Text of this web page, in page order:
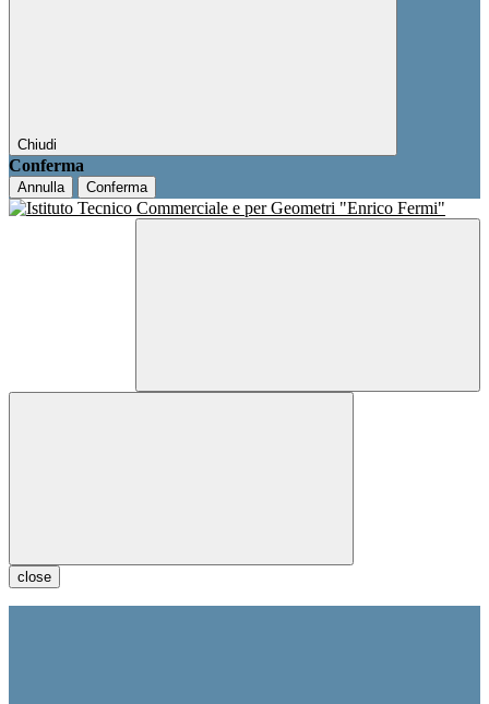
Chiudi
Conferma
Annulla Conferma
close